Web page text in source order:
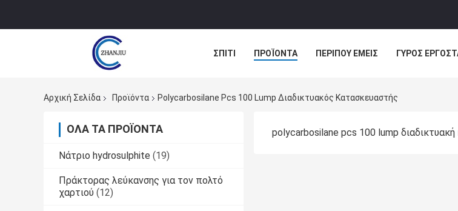
ΣΠΊΤΙ ΠΡΟΪΌΝΤΑ ΠΕΡΊΠΟΥ ΕΜΕΊΣ ΓΎΡΟΣ
Αρχική Σελίδα
Προϊόντα Polycarbosilane Pcs 100 Lump Διαδικτυακός Κατασκευαστής
ΌΛΑ ΤΑ ΠΡΟΪΌΝΤΑ
Νάτριο hydrosulphite (19)
Πράκτορας λεύκανσης για τον πολτό
χαρτιού (12)
polycarbosilane pcs 100 lump